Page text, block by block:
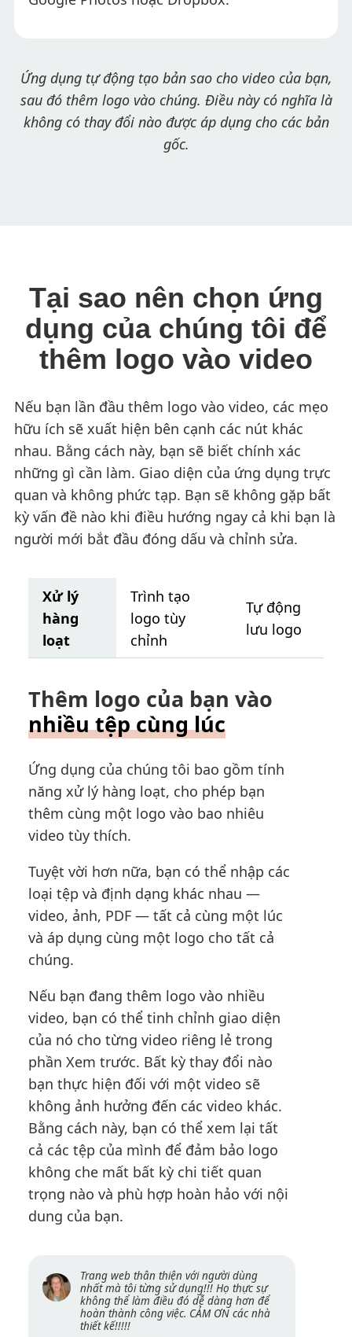
Ứng dụng tự động tạo bản sao cho video của bạn,
sau đó thêm logo vào chúng. Điều này có nghĩa là
không có thay đổi nào được áp dụng cho các bản
gốc.
Tại sao nên chọn ứng
dụng của chúng tôi để
thêm logo vào video
Nếu bạn lần đầu thêm logo vào video, các mẹo
hữu ích sẽ xuất hiện bên cạnh các nút khác
nhau. Bằng cách này, bạn sẽ biết chính xác
những gì cần làm. Giao diện của ứng dụng trực
quan và không phức tạp. Bạn sẽ không gặp bất
kỳ vấn đề nào khi điều hướng ngay cả khi bạn là
người mới bắt đầu đóng dấu và chỉnh sửa.
Xử lý
hàng
loạt
Trình tạo
logo tùy
chỉnh
Tự động
lưu logo
Thêm logo của bạn vào
nhiều tệp cùng lúc
Ứng dụng của chúng tôi bao gồm tính
năng xử lý hàng loạt, cho phép bạn
thêm cùng một logo vào bao nhiêu
video tùy thích.
Tuyệt vời hơn nữa, bạn có thể nhập các
loại tệp và định dạng khác nhau —
video, ảnh, PDF — tất cả cùng một lúc
và áp dụng cùng một logo cho tất cả
chúng.
Nếu bạn đang thêm logo vào nhiều
video, bạn có thể tinh chỉnh giao diện
của nó cho từng video riêng lẻ trong
phần Xem trước. Bất kỳ thay đổi nào
bạn thực hiện đối với một video sẽ
không ảnh hưởng đến các video khác.
Bằng cách này, bạn có thể xem lại tất
cả các tệp của mình để đảm bảo logo
không che mất bất kỳ chi tiết quan
trọng nào và phù hợp hoàn hảo với nội
dung của bạn.
Trang web thân thiện với người dùng
nhất mà tôi từng sử dụng!!! Họ thực sự
không thể làm điều đó dễ dàng hơn để
hoàn thành công việc. CẢM ƠN các nhà
thiết kế!!!!!